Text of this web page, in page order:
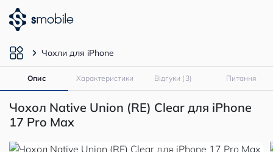
Чохли для iPhone
Опис Характеристики Відгуки (3) Питання
Чохол Native Union (RE) Clear для iPhone
17 Pro Max